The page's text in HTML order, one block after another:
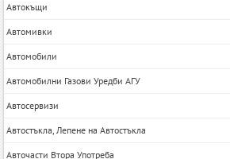
Автокъщи
Автомивки
Автомобили
Автомобилни Газови Уредби АГУ
Автосервизи
Автостъкла, Лепене на Автостъкла
Авточасти Втора Употреба